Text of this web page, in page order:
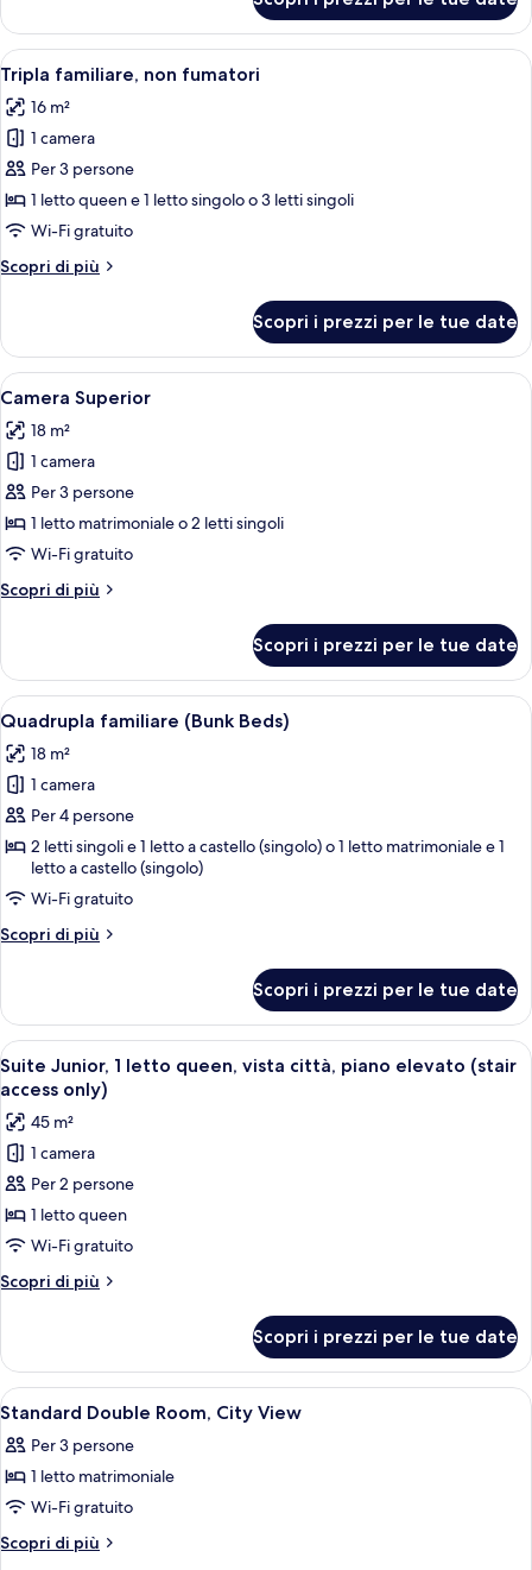
Economy
Apri
tutte
le
foto
per
Tripla
familiare,
fumatori
Camera d'albergo con un letto
3
Tripla familiare, non fumatori
16 m²
1 camera
Per 3 persone
1 letto queen e 1 letto singolo o 3 letti singoli
Wi-Fi gratuito
Scopri di più
Altri
familiare,
non
fumatori
Scopri i prezzi per le tue date
Apri
tutte
le
foto
per
Camera
Superior
Una camera d'albergo con un letto
5
Camera Superior
18 m²
1 camera
Per 3 persone
1 letto matrimoniale o 2 letti singoli
Wi-Fi gratuito
Scopri di più
Altri
Superior
Scopri i prezzi per le tue date
Apri
tutte
le
foto
per
Quadrupla
familiare
(Bunk
Beds)
Una camera d'albergo con un letto
4
Quadrupla familiare (Bunk Beds)
18 m²
1 camera
Per 4 persone
2 letti singoli e 1 letto a castello (singolo) o 1 letto matrimoniale e 1
letto a castello (singolo)
Wi-Fi gratuito
Scopri di più
Altri
familiare
(Bunk
Beds)
Scopri i prezzi per le tue date
Apri
tutte
le
foto
per
Suite
Junior,
1
letto
queen,
città,
piano
elevato
(stair
access
only)
Una camera da letto con un letto,
12
Suite Junior, 1 letto queen, vista città, piano elevato (stair
access only)
45 m²
1 camera
Per 2 persone
1 letto queen
Wi-Fi gratuito
Scopri di più
Altri
Junior,
letto
vista
città,
elevato
(stair
access
Scopri i prezzi per le tue date
Apri
tutte
le
foto
per
Standard
Una camera d'albergo con un letto,
5
Standard Double Room, City View
Per 3 persone
1 letto matrimoniale
Wi-Fi gratuito
Scopri di più
Altri